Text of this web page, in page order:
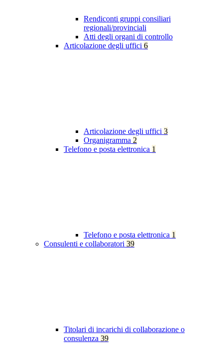
Rendiconti gruppi consiliari
regionali/provinciali
Atti degli organi di controllo
Articolazione degli uffici 6
Articolazione degli uffici 3
Organigramma 2
Telefono e posta elettronica 1
Telefono e posta elettronica 1
Consulenti e collaboratori 39
Titolari di incarichi di collaborazione o
consulenza 39